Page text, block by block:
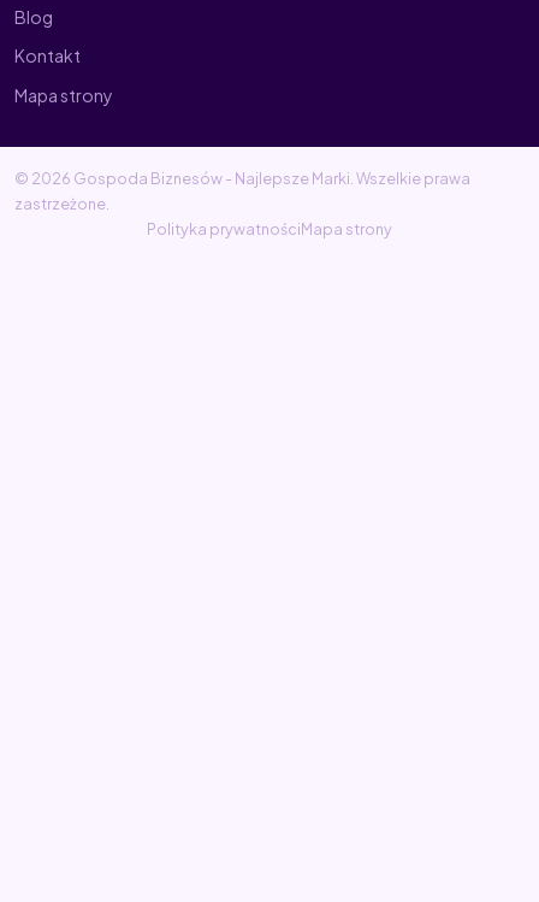
Blog
Kontakt
Mapa strony
© 2026 Gospoda Biznesów - Najlepsze Marki. Wszelkie prawa
zastrzeżone.
Polityka prywatnościMapa strony